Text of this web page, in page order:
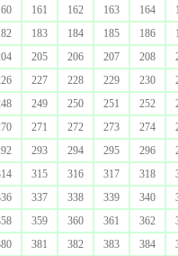
161 162 163 164
183 184 185 186
205 206 207 208
227 228 229 230
249 250 251 252
271 272 273 274
293 294 295 296
315 316 317 318
337 338 339 340
359 360 361 362
381 382 383 384